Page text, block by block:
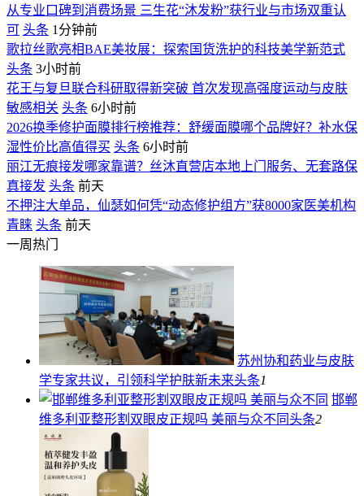
从专业口碑到消费场景 三生花“沐发粉”获行业与市场双重认
可 头条 1分钟前
歌拉丝歌亮相BAE美妆展：探索国货洗护的科技美学新范式
头条 3小时前
花王与复旦联合科研取得新突破 首次发现高强度运动与皮肤
敏感相关 头条 6小时前
2026换季修护面膜排行榜推荐：舒缓面膜哪个品牌好？补水保
湿性价比高值得买 头条 6小时前
丽江无痕接发哪家靠谱？丝沐直营店本地上门服务、无套路保
真接发 头条 前天
不押注大单品，仙瑟如何凭“动态修护组方”获8000家医美机构
青睐 头条 前天
一周热门
苏州协和药业与皮肤
学专家共议，引领科学护肤新未来头条1
邯郸
维多利亚整形割双眼皮正规吗 美丽与众不同 头条2